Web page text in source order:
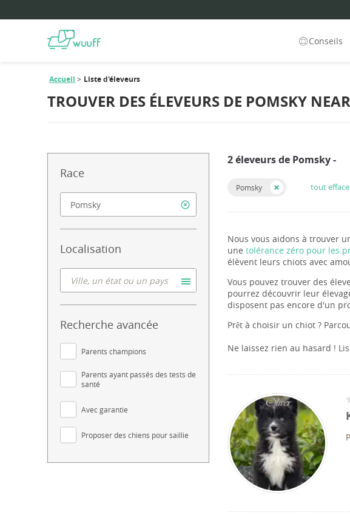
Conseils
Accueil Liste d'éleveurs
TROUVER DES ÉLEVEURS DE POMSKY
Race
Localisation
Recherche avancée
Parents champions
Parents ayant passés des tests de
santé
Avec garantie
Proposer des chiens pour saillie
2 éleveurs de Pomsky -
Pomsky tout
Nous vous aidons à trouver
une tolérance zéro pour les
élèvent leurs chiots avec
Vous pouvez trouver des
pourrez découvrir leur
disposent pas encore d'un
Prêt à choisir un chiot ?
Ne laissez rien au hasard !